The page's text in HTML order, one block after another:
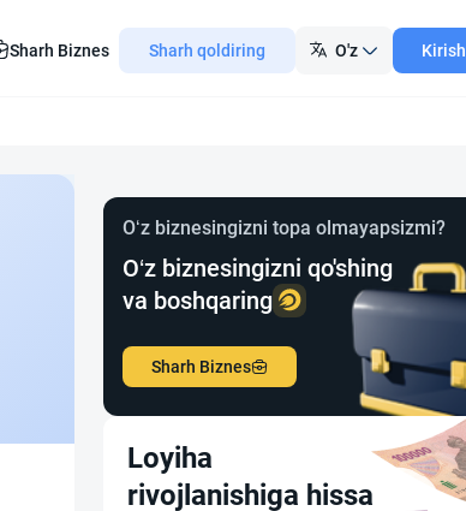
Sharh Biznes Sharh qoldiring O'z Kirish
O‘z biznesingizni topa olmayapsizmi?
O‘z biznesingizni qo'shing
va boshqaring
Sharh Biznes
Loyiha
rivojlanishiga hissa